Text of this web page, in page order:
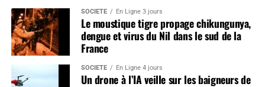
SOCIÉTÉ En Ligne 3 jours
Le moustique tigre propage chikungunya,
dengue et virus du Nil dans le sud de la
France
SOCIÉTÉ En Ligne 4 jours
Un drone à l’IA veille sur les baigneurs de